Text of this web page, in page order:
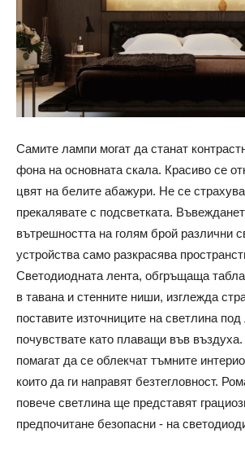
Самите лампи могат да станат
фона на основната скала. Красиво се
цвят на белите абажури. Не се
прекалявате с подсветката.
вътрешността на голям брой различни
устройства само разкрасява
Светодиодната лента, обгръщаща
в тавана и стенните ниши, изглежда
поставите източниците на светлина
почувствате като плаващи във въздуха.
помагат да се облекчат тъмните
които да ги направят безтегловност.
повече светлина ще представят
предпочитане безопасни - на